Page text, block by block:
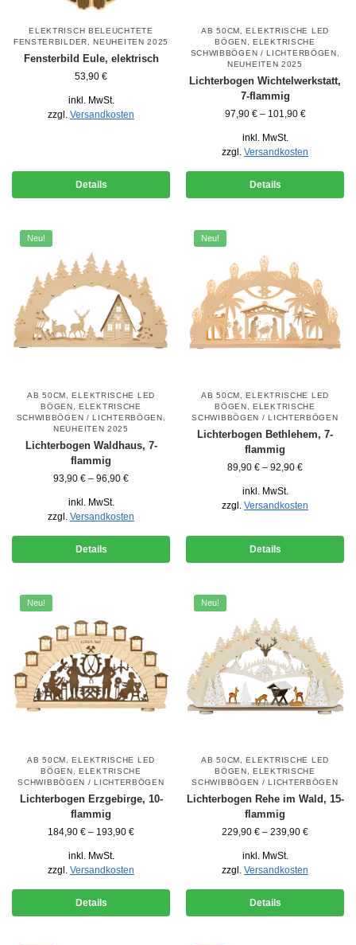
ELEKTRISCH BELEUCHTETE
FENSTERBILDER ,NEUHEITEN 2025
Fensterbild Eule, elektrisch
53,90 €
inkl. MwSt.
zzgl. Versandkosten
Details
AB 50CM ,ELEKTRISCHE LED
BÖGEN ,ELEKTRISCHE
SCHWIBBÖGEN / LICHTERBÖGEN
NEUHEITEN 2025
Lichterbogen Wichtelwerkstatt,
7-flammig
97,90 €– 101,90 €
inkl. MwSt.
zzgl. Versandkosten
Details
Neu!
AB 50CM ,ELEKTRISCHE LED
BÖGEN ,ELEKTRISCHE
SCHWIBBÖGEN / LICHTERBÖGEN
NEUHEITEN 2025
Lichterbogen Waldhaus, 7-
flammig
93,90 € – 96,90 €
inkl. MwSt.
zzgl. Versandkosten
Details
Neu!
AB 50CM ,ELEKTRISCHE LED
BÖGEN ,ELEKTRISCHE
SCHWIBBÖGEN / LICHTERBÖGEN
Lichterbogen Bethlehem, 7-
flammig
89,90 € – 92,90 €
inkl. MwSt.
zzgl. Versandkosten
Details
Neu!
AB 50CM ,ELEKTRISCHE LED
BÖGEN ,ELEKTRISCHE
SCHWIBBÖGEN / LICHTERBÖGEN
Lichterbogen Erzgebirge, 10-
flammig
184,90 € – 193,90 €
inkl. MwSt.
zzgl. Versandkosten
Details
Neu!
AB 50CM ,ELEKTRISCHE LED
BÖGEN ,ELEKTRISCHE
SCHWIBBÖGEN / LICHTERBÖGEN
Lichterbogen Rehe im Wald, 15-
flammig
229,90 € – 239,90 €
inkl. MwSt.
zzgl. Versandkosten
Details